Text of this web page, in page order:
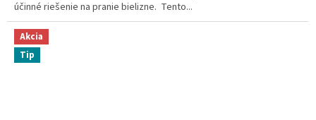
účinné riešenie na pranie bielizne. Tento...
Akcia
Tip